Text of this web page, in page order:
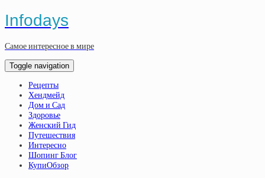
Infodays
Самое интересное в мире
Toggle navigation
Рецепты
Хендмейд
Дом и Сад
Здоровье
Женский Гид
Путешествия
Интересно
Шопинг Блог
КупиОбзор